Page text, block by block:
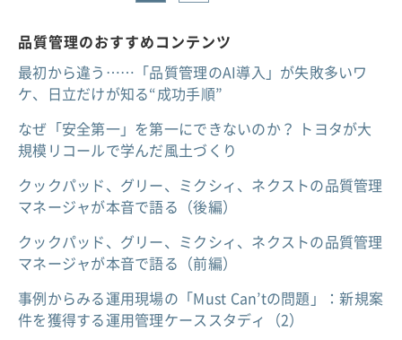
品質管理のおすすめコンテンツ
最初から違う……「品質管理のAI導入」が失敗多いワ
ケ、日立だけが知る“成功手順”
なぜ「安全第一」を第一にできないのか？ トヨタが大
規模リコールで学んだ風土づくり
クックパッド、グリー、ミクシィ、ネクストの品質管理
マネージャが本音で語る（後編）
クックパッド、グリー、ミクシィ、ネクストの品質管理
マネージャが本音で語る（前編）
事例からみる運用現場の「Must Can’tの問題」：新規案
件を獲得する運用管理ケーススタディ（2）